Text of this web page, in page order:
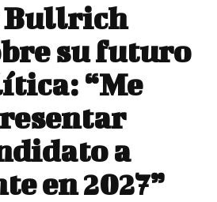
Bullrich
su futuro
“Me
a
en 2027”